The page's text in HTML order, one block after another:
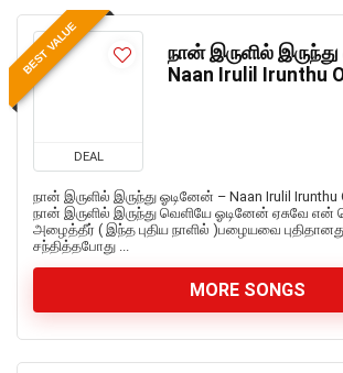
BEST VALUE
DEAL
நான் இருளில்
Naan Irulil Irunthu
நான் இருளில் இருந்து ஓடினேன் – Naan Irulil Irunthu
நான் இருளில் இருந்து வெளியே ஓடினேன் ஏசுவே
அழைத்தீர் ( இந்த புதிய நாளில் )பழையவை
சந்தித்தபோது ...
MORE SONGS